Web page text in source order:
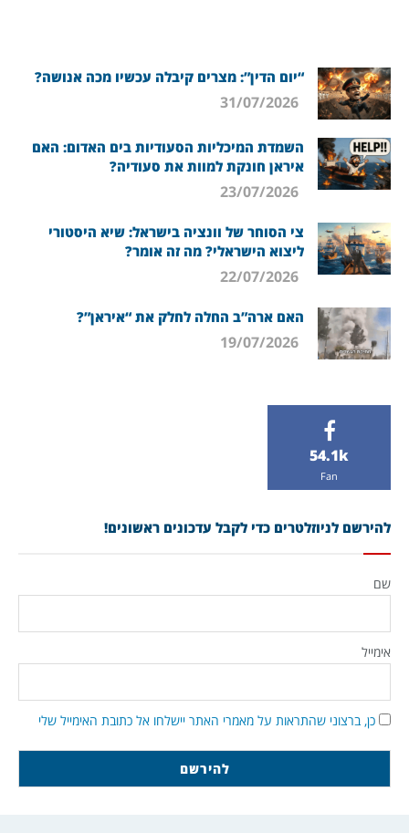
“יום הדין”: מצרים קיבלה עכשיו מכה אנושה?
השמדת המיכליות הסעודיות בים האדום: האם
איראן חונקת למוות את סעודיה?
צי הסוחר של וונציה בישראל: שיא היסטורי
ליצוא הישראלי? מה זה אומר?
האם ארה”ב החלה לחלק את “איראן”?
54.1k
Fan
להירשם לניוזלטרים כדי לקבל עדכונים ראשונים!
שם
אימייל
כן, ברצוני שהתראות על מאמרי האתר יישלחו אל כתובת האימייל שלי